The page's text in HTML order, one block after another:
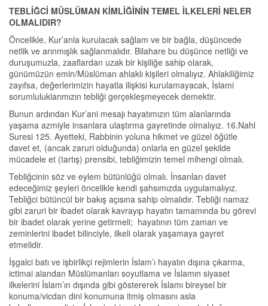
TEBLİĞCİ MÜSLÜMAN KİMLİĞİNİN TEMEL İLKELERİ NELER
OLMALIDIR?
Öncelikle, Kur’anla kurulacak sağlam ve bir bağla, düşüncede
netlik ve arınmışlık sağlanmalıdır. Bilahare bu düşünce netliği ve
duruşumuzla, zaaflardan uzak bir kişiliğe sahip olarak,
günümüzün emin/Müslüman ahlaklı kişileri olmalıyız. Ahlakiliğimiz
zayıfsa, değerlerimizin hayatla ilişkisi kurulamayacak, İslami
sorumluluklarımızın tebliği gerçekleşmeyecek demektir.
Bunun ardından Kur’ani mesajı hayatımızın tüm alanlarında
yaşama azmiyle insanlara ulaştırma gayretinde olmalıyız. 16.Nahl
Suresi 125. Ayetteki, Rabbinin yoluna hikmet ve güzel öğütle
davet et, (ancak zaruri olduğunda) onlarla en güzel şekilde
mücadele et (tartış) prensibi, tebliğimizin temel mihengi olmalı.
Tebliğcinin söz ve eylem bütünlüğü olmalı. İnsanları davet
edeceğimiz şeyleri öncelikle kendi şahsımızda uygulamalıyız.
Tebliğci bütüncül bir bakış açısına sahip olmalıdır. Tebliği namaz
gibi zaruri bir ibadet olarak kavrayıp hayatın tamamında bu görevi
bir ibadet olarak yerine getirmeli; hayatının tüm zaman ve
zeminlerini ibadet bilinciyle, ilkeli olarak yaşamaya gayret
etmelidir.
İşgalci batı ve işbirlikçi rejimlerin İslam’ı hayatın dışına çıkarma,
ictimai alandan Müslümanları soyutlama ve İslamın siyaset
ilkelerini İslam’ın dışında gibi göstererek İslamı bireysel bir
konuma/vicdan dini konumuna itmiş olmasını asla